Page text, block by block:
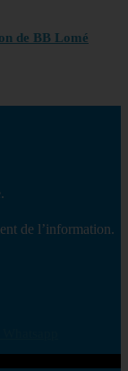
de BB Lomé
de l’information.